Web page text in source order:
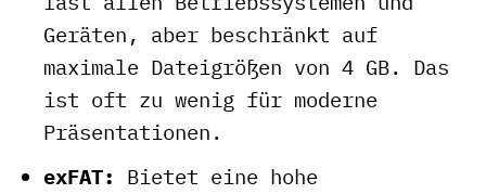
Geräten, aber beschränkt auf
maximale Dateigrößen von 4 GB. Das
ist oft zu wenig für moderne
Präsentationen.
exFAT: Bietet eine hohe